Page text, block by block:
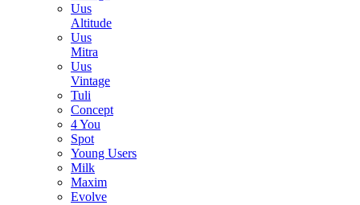
Uus
Altitude
Uus
Mitra
Uus
Vintage
Tuli
Concept
4 You
Spot
Young Users
Milk
Maxim
Evolve